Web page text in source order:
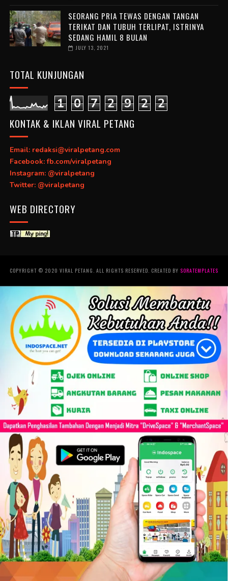
SEORANG PRIA TEWAS DENGAN TANGAN
TERIKAT DAN TUBUH TERLIPAT, ISTRINYA
SEDANG HAMIL 8 BULAN
JULY 13, 2021
TOTAL KUNJUNGAN
1 0 7 2 9 2 2
KONTAK & IKLAN VIRAL PETANG
Email: redaksi@viralpetang.com
Facebook: fb.com/viralpetang
Instagram: @viralpetang
Twitter: @viralpetang
WEB DIRECTORY
COPYRIGHT © 2020 VIRAL PETANG. ALL RIGHTS RESERVED. CREATED BY SORATEMPLATES